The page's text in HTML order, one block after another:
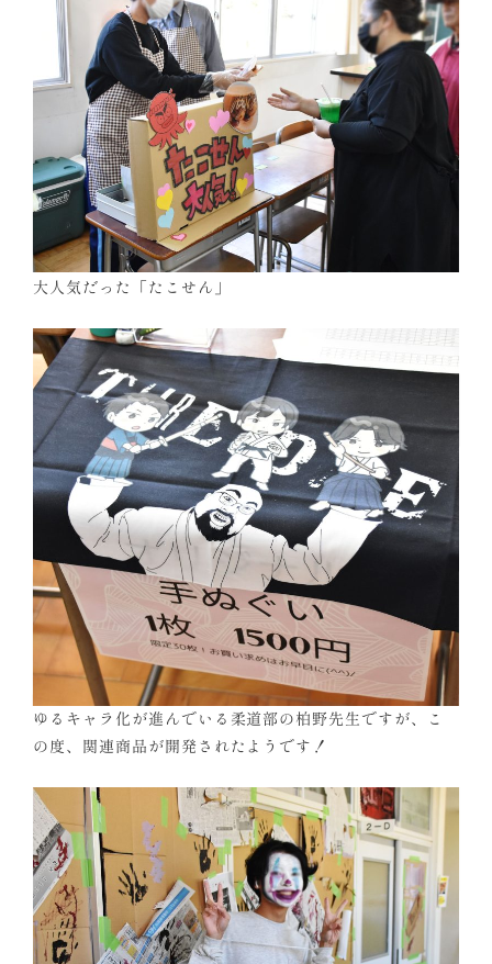
大人気だった「たこせん」
ゆるキャラ化が進んでいる柔道部の柏野先生ですが、こ
の度、関連商品が開発されたようです！